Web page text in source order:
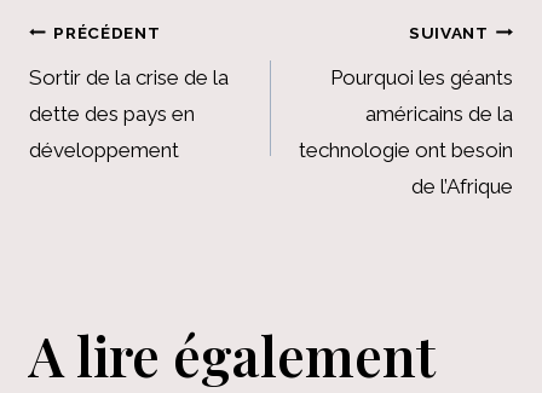
Navigation
de
l’article
PRÉCÉDENT
Sortir de la crise de la
dette des pays en
développement
SUIVANT
Pourquoi les géants
américains de la
technologie ont besoin
de l’Afrique
A lire également